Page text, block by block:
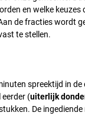
en welke keuzes
de fracties wordt
te stellen.
spreektijd in de
eerder (uiterlijk
De